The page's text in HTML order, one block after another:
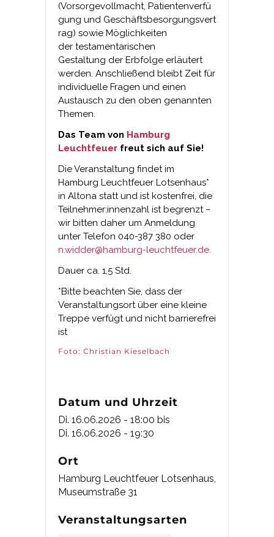
(Vorsorgevollmacht, Patientenverfü
gung und Geschäftsbesorgungsvert
rag) sowie Möglichkeiten
der testamentarischen
Gestaltung der Erbfolge erläutert
werden. Anschließend bleibt Zeit für
individuelle Fragen und einen
Austausch zu den oben genannten
Themen.
Das Team von Hamburg
Leuchtfeuer freut sich auf Sie!
Die Veranstaltung findet im
Hamburg Leuchtfeuer Lotsenhaus*
in Altona statt und ist kostenfrei, die
Teilnehmer:innenzahl ist begrenzt –
wir bitten daher um Anmeldung
unter Telefon 040-387 380 oder
n.widder@hamburg-leuchtfeuer.de.
Dauer ca. 1,5 Std.
*Bitte beachten Sie, dass der
Veranstaltungsort über eine kleine
Treppe verfügt und nicht barrierefrei
ist
Foto: Christian Kieselbach
Datum und Uhrzeit
Di. 16.06.2026 - 18:00 bis
Di. 16.06.2026 - 19:30
Ort
Hamburg Leuchtfeuer Lotsenhaus,
Museumstraße 31
Veranstaltungsarten